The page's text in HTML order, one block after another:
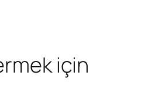
için